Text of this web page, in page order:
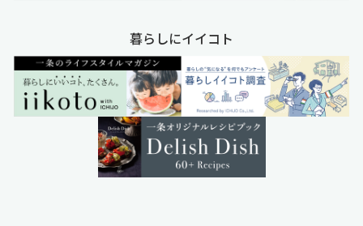
暮らしにイイコト